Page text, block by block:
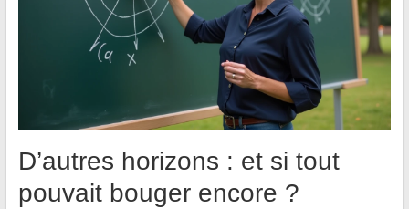
D’autres horizons : et si tout
pouvait bouger encore ?